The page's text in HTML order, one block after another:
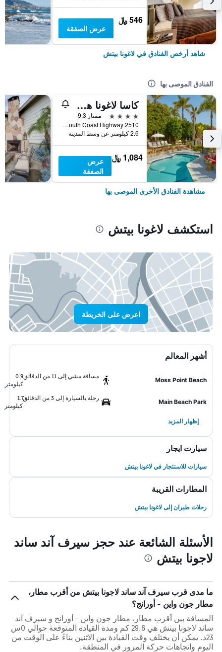
546 ﷼
عرض الصفقة
شاهد أرخص الفنادق في لاغونا بيتش
الفنادق الموصى بها
كاسا لاغونا هوتل آند سبا
4 نجوم
ممتاز 9.3
2510 South Coast Highway, لاغونا بيتش, CA, الولايات المتحدة الأميريكية
2.6 كيلومتر عن وسط المدينة
1,084 ﷼
عرض
الصفقة
مشاهدة الفنادق الأخرى الموصى بها
استكشف لاغونا بيتش
اعرض على الخريطة
أشهر المعالم
Moss Point Beach
مسافة مشي إلى 11 من الدقائق
0.9
كيلومتر
Main Beach Park
رحلة بالسيارة إلى 3 من الدقائق
1.7
كيلومتر
إظهار المزيد
سيارت ايجار
سيارات للاستئجار في لاغونا بيتش
المطارات القريبة
رحلات طيران إلى لاغونا بيتش
الأسئلة الشائعة عند حجز سيرف آند ساند
لاجونا بيتش
ما مدى قرب سيرف آند ساند لاجونا بيتش من أقرب مطار،
مطار جون واين - أورانج؟
المسافة بين أقرب مطار، مطار جون واين - أورانج و سيرف آند
ساند لاجونا بيتش هي 29.6 كم ومدة القيادة المتوقعة حوالي 0س
23د. يمكن أن يختلف وقت القيادة بين الاثنين بناءً على الوقت من
اليوم واتجاهات حركة المرور في المنطقة.